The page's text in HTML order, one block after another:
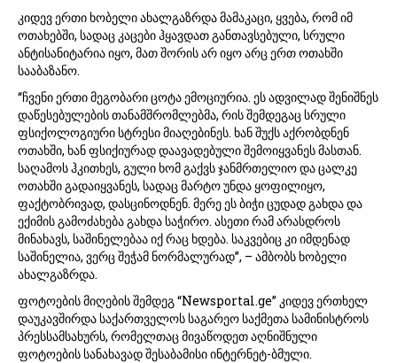
კიდევ ერთი ხობელი ახალგაზრდა მამაკაცი, ყვება, რომ იმ
ოთახებში, სადაც კაცები ჰყავდათ განთავსებული, სრული
ანტისანიტარია იყო, მათ შორის არ იყო არც ერთ ოთახში
სააბაზანო.
“ჩვენი ერთი მეგობარი ცოტა ემოციურია. ეს ადვილად შენიშნეს
დაწესებულების თანამშრომლებმა, რის შემდეგაც სრული
ფსიქოლოგიური სტრესი მიაღებინეს. ხან შუქს აქრობდნენ
ოთახში, ხან ფსიქიურად დაავადებული შემოიყვანეს მასთან.
საღამოს ჰკითხეს, გული ხომ გაქვს ჯანმრთელიო და ცალკე
ოთახში გადაიყვანეს, სადაც მარტო უნდა ყოფილიყო,
ფაქტობრივად, დასცინოდნენ. მერე ეს ბიჭი ცუდად გახდა და
ექიმის გამოძახება გახდა საჭირო. ასეთი რამ არასდროს
მინახავს, საშინელებაა იქ რაც ხდება. საკვებიც კი იმდენად
საშინელია, ვერც შეჭამ ნორმალურად”, – ამბობს ხობელი
ახალგაზრდა.
ფოტოების მიღების შემდეგ “Newsportal.ge” კიდევ ერთხელ
დაუკავშირდა საქართველოს საგარეო საქმეთა სამინისტროს
პრესსამსახურს, რომელთაც მივაწოდეთ აღნიშნული
ფოტოების სანახავად შესაბამისი ინტერნეტ-ბმული.